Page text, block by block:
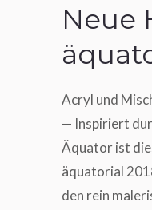
Neue
Acryl und
— Inspi­riert
Äqua­tor ist
äqua­to­ri­al
den rein